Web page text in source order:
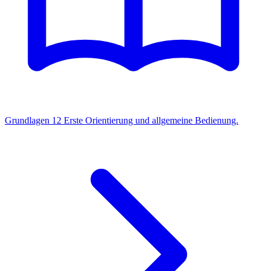
Grundlagen 12 Erste Orientierung und allgemeine Bedienung.